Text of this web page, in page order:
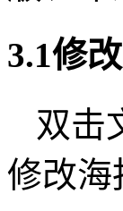
3.1修
双击
修改海